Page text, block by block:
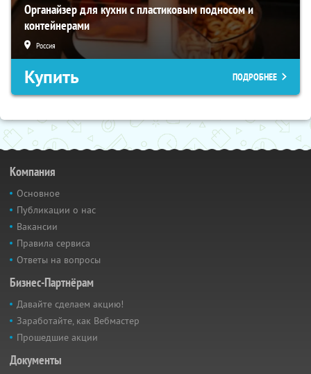
Органайзер для кухни с пластиковым подносом и
контейнерами
Россия
Купить ПОДРОБНЕЕ
Компания
Основное
Публикации о нас
Вакансии
Правила сервиса
Ответы на вопросы
Бизнес-Партнёрам
Давайте сделаем акцию!
Заработайте, как Вебмастер
Прошедшие акции
Документы